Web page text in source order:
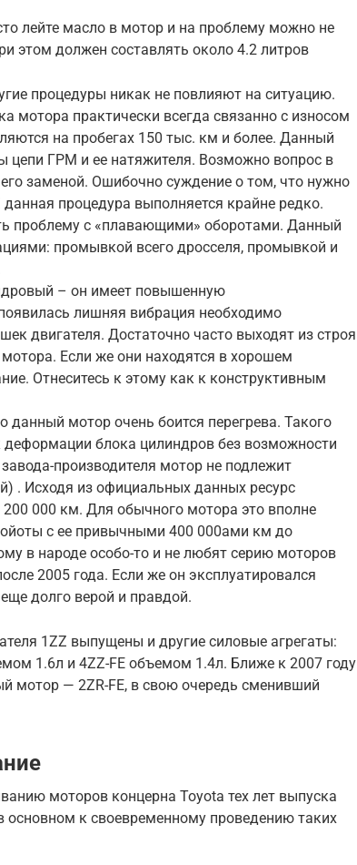
лейте масло в мотор и на проблему можно не
этом должен составлять около 4.2 литров
процедуры никак не повлияют на ситуацию.
мотора практически всегда связанно с износом
на пробегах 150 тыс. км и более. Данный
цепи ГРМ и ее натяжителя. Возможно вопрос в
заменой. Ошибочно суждение о том, что нужно
процедура выполняется крайне редко.
проблему с «плавающими» оборотами. Данный
промывкой всего дросселя, промывкой и
– он имеет повышенную
лишняя вибрация необходимо
двигателя. Достаточно часто выходят из строя
Если же они находятся в хорошем
Отнеситесь к этому как к конструктивным
данный мотор очень боится перегрева. Такого
блока цилиндров без возможности
производителя мотор не подлежит
. Исходя из официальных данных ресурс
200 000 км. Для обычного мотора это вполне
с ее привычными 400 000ами км до
в народе особо-то и не любят серию моторов
2005 года. Если же он эксплуатировался
долго верой и правдой.
1ZZ выпущены и другие силовые агрегаты:
1.6л и 4ZZ-FE объемом 1.4л. Ближе к 2007 году
мотор — 2ZR-FE, в свою очередь сменивший
моторов концерна Toyota тех лет выпуска
основном к своевременному проведению таких